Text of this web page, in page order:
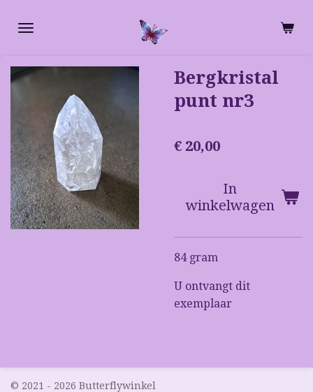
direct
de
hoofdinhoud
Bergkristal
punt nr3
€ 20,00
In
winkelwagen
84 gram
U ontvangt dit
exemplaar
© 2021 - 2026 Butterflywinkel